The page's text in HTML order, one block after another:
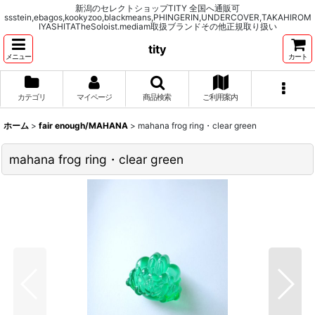
新潟のセレクトショップTITY 全国へ通販可
ssstein,ebagos,kookyzoo,blackmeans,PHINGERIN,UNDERCOVER,TAKAHIROM
IYASHITATheSoloist.mediam取扱ブランドその他正規取り扱い
メニュー
tity
カート
カテゴリ マイページ 商品検索 ご利用案内
ホーム > fair enough/MAHANA > mahana frog ring・clear green
mahana frog ring・clear green